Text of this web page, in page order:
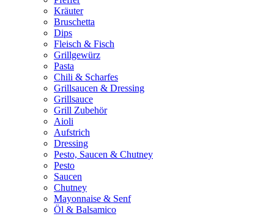
Kräuter
Bruschetta
Dips
Fleisch & Fisch
Grillgewürz
Pasta
Chili & Scharfes
Grillsaucen & Dressing
Grillsauce
Grill Zubehör
Aioli
Aufstrich
Dressing
Pesto, Saucen & Chutney
Pesto
Saucen
Chutney
Mayonnaise & Senf
Öl & Balsamico